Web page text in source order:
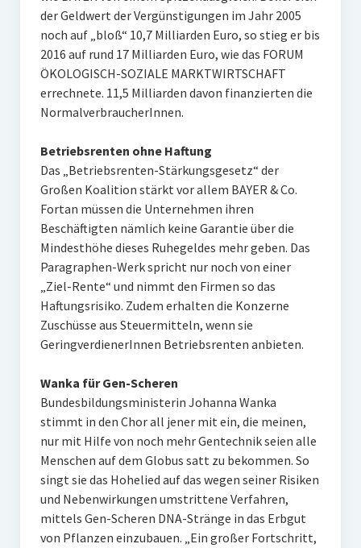
der Geldwert der Vergünstigungen im Jahr 2005
noch auf „bloß“ 10,7 Milliarden Euro, so stieg er bis
2016 auf rund 17 Milliarden Euro, wie das FORUM
ÖKOLOGISCH-SOZIALE MARKTWIRTSCHAFT
errechnete. 11,5 Milliarden davon finanzierten die
NormalverbraucherInnen.
Betriebsrenten ohne Haftung
Das „Betriebsrenten-Stärkungsgesetz“ der
Großen Koalition stärkt vor allem BAYER & Co.
Fortan müssen die Unternehmen ihren
Beschäftigten nämlich keine Garantie über die
Mindesthöhe dieses Ruhegeldes mehr geben. Das
Paragraphen-Werk spricht nur noch von einer
„Ziel-Rente“ und nimmt den Firmen so das
Haftungsrisiko. Zudem erhalten die Konzerne
Zuschüsse aus Steuermitteln, wenn sie
GeringverdienerInnen Betriebsrenten anbieten.
Wanka für Gen-Scheren
Bundesbildungsministerin Johanna Wanka
stimmt in den Chor all jener mit ein, die meinen,
nur mit Hilfe von noch mehr Gentechnik seien alle
Menschen auf dem Globus satt zu bekommen. So
singt sie das Hohelied auf das wegen seiner Risiken
und Nebenwirkungen umstrittene Verfahren,
mittels Gen-Scheren DNA-Stränge in das Erbgut
von Pflanzen einzubauen. „Ein großer Fortschritt,